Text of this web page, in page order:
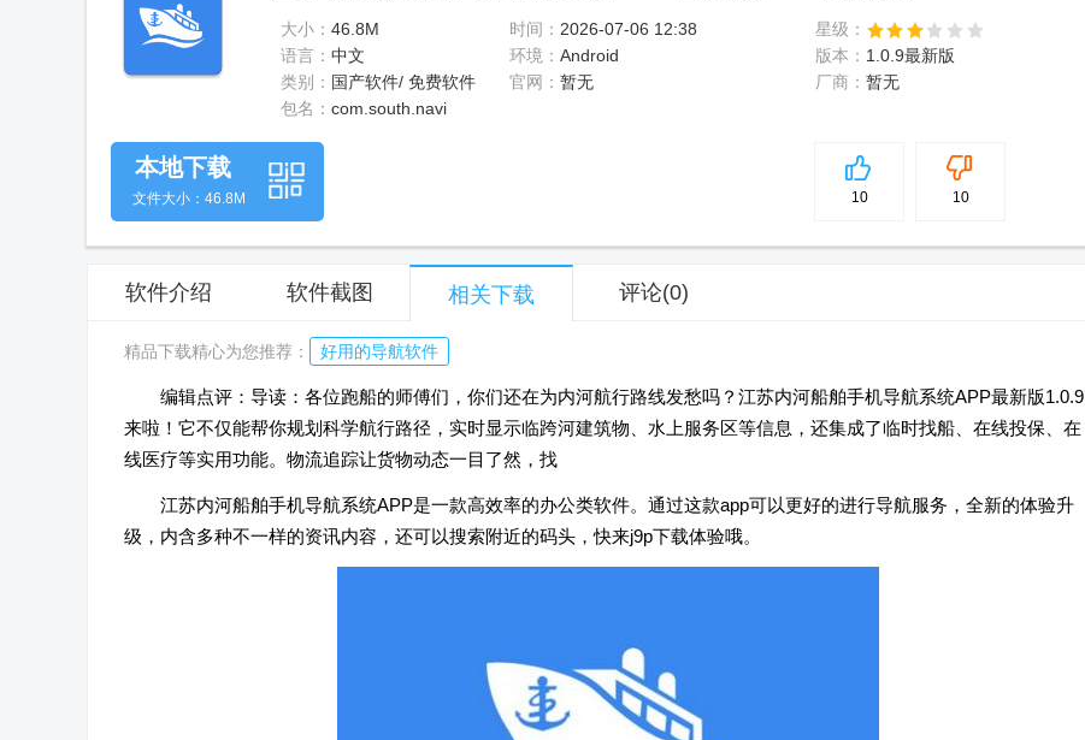
大小： 46.8M 时间： 2026-07-06 12:38
星级：
语言： 中文 环境： Android 版本： 1.0.9最新版
类别： 国产软件/ 免费软件 官网： 暂无 厂商： 暂无
包名： com.south.navi
5
10 10
本地下载
文件大小：46.8M
软件介绍 软件截图 相关下载 评论(0)
精品下载精心为您推荐： 好用的导航软件
编辑点评：导读：各位跑船的师傅们，你们还在为内河航行路线发愁吗？江苏内河船舶手机导航系统APP最新版1.0.9
来啦！它不仅能帮你规划科学航行路径，实时显示临跨河建筑物、水上服务区等信息，还集成了临时找船、在线投保、在
线医疗等实用功能。物流追踪让货物动态一目了然，找
江苏内河船舶手机导航系统APP是一款高效率的办公类软件。通过这款app可以更好的进行导航服务，全新的体验升
级，内含多种不一样的资讯内容，还可以搜索附近的码头，快来j9p下载体验哦。